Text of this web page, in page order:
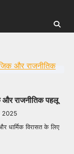
और राजनीतिक पहलू
2025
धार्मिक विरासत के लिए